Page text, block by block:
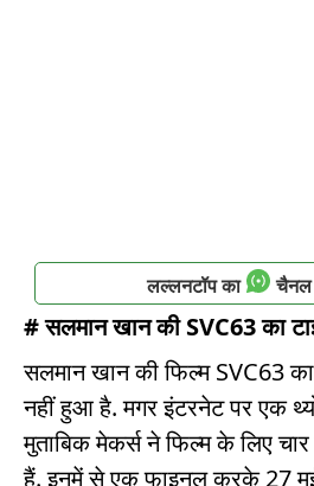
लल्लनटॉप का चैनल
# सलमान खान की SVC63 का
सलमान खान की फिल्म SVC63
नहीं हुआ है. मगर इंटरनेट पर एक
मुताबिक मेकर्स ने फिल्म के लिए
हैं. इनमें से एक फाइनल करके 27